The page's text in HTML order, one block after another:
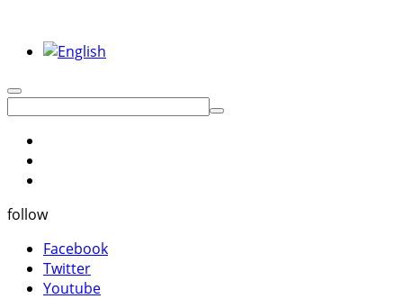
follow
Facebook
Twitter
Youtube